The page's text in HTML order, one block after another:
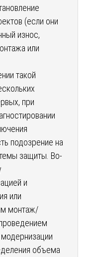
(если они
износ,
или
такой
при
подозрение на
защиты. Во-
и
или
монтаж/
объема